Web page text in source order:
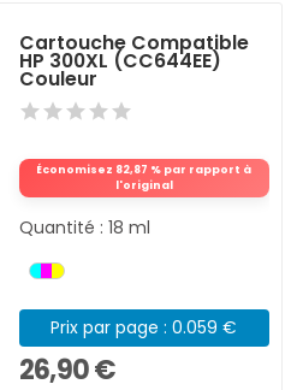
Cartouche Compatible
HP 300XL (CC644EE)
Couleur
Économisez 82,87 % par rapport à
l'original
Quantité : 18 ml
Prix par page : 0.059 €
26,90 €